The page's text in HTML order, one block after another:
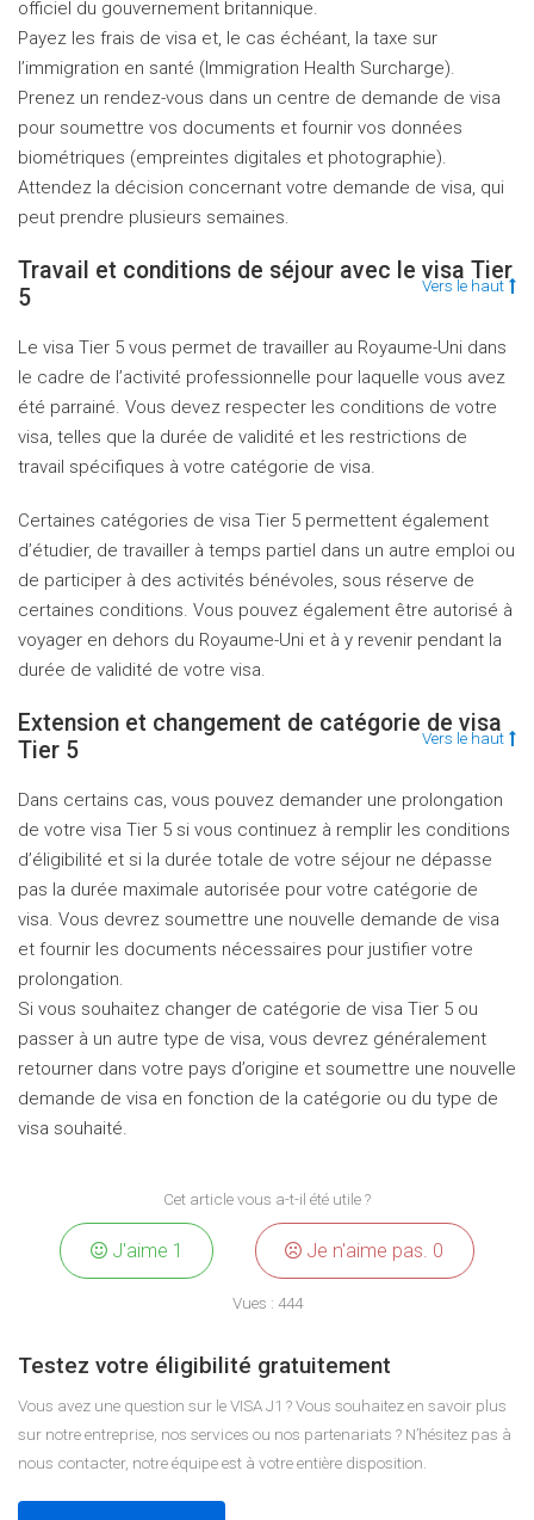
officiel du gouvernement britannique.
Payez les frais de visa et, le cas échéant, la taxe sur
l’immigration en santé (Immigration Health Surcharge).
Prenez un rendez-vous dans un centre de demande de visa
pour soumettre vos documents et fournir vos données
biométriques (empreintes digitales et photographie).
Attendez la décision concernant votre demande de visa, qui
peut prendre plusieurs semaines.
Travail et conditions de séjour avec le visa Tier
5
Vers le haut
Le visa Tier 5 vous permet de travailler au Royaume-Uni dans
le cadre de l’activité professionnelle pour laquelle vous avez
été parrainé. Vous devez respecter les conditions de votre
visa, telles que la durée de validité et les restrictions de
travail spécifiques à votre catégorie de visa.
Certaines catégories de visa Tier 5 permettent également
d’étudier, de travailler à temps partiel dans un autre emploi ou
de participer à des activités bénévoles, sous réserve de
certaines conditions. Vous pouvez également être autorisé à
voyager en dehors du Royaume-Uni et à y revenir pendant la
durée de validité de votre visa.
Extension et changement de catégorie de visa
Tier 5
Vers le haut
Dans certains cas, vous pouvez demander une prolongation
de votre visa Tier 5 si vous continuez à remplir les conditions
d’éligibilité et si la durée totale de votre séjour ne dépasse
pas la durée maximale autorisée pour votre catégorie de
visa. Vous devrez soumettre une nouvelle demande de visa
et fournir les documents nécessaires pour justifier votre
prolongation.
Si vous souhaitez changer de catégorie de visa Tier 5 ou
passer à un autre type de visa, vous devrez généralement
retourner dans votre pays d’origine et soumettre une nouvelle
demande de visa en fonction de la catégorie ou du type de
visa souhaité.
Cet article vous a-t-il été utile ?
J'aime 1 Je n'aime pas. 0
Vues : 444
Testez votre éligibilité gratuitement
Vous avez une question sur le VISA J1 ? Vous souhaitez en savoir plus
sur notre entreprise, nos services ou nos partenariats ? N’hésitez pas à
nous contacter, notre équipe est à votre entière disposition.